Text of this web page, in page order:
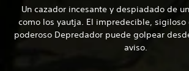
Un cazador incesante y despiadado de
como los yautja. El impredecible,
poderoso Depredador puede golpear
aviso.